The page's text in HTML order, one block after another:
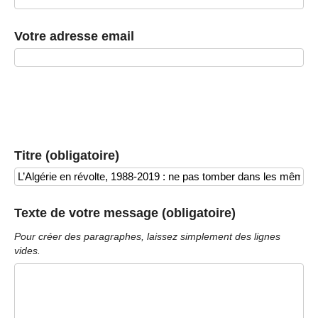
Votre adresse email
Titre (obligatoire)
Texte de votre message (obligatoire)
Pour créer des paragraphes, laissez simplement des lignes
vides.